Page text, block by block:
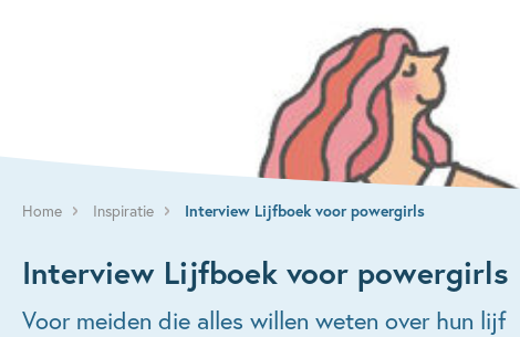
Home Inspiratie Interview Lijfboek voor powergirls
Interview Lijfboek voor powergirls
Voor meiden die alles willen weten over hun lijf